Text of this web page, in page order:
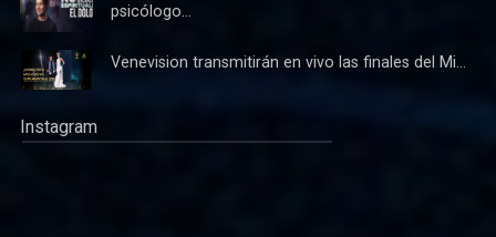
psicólogo...
Venevision transmitirán en vivo las finales del Mi...
Instagram